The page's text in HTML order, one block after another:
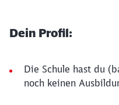
Dein Profil:
Die Schule hast du
noch keinen